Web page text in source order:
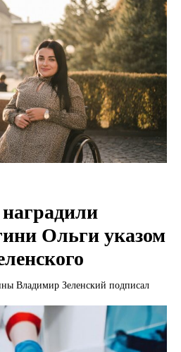
Ольги указом
Владимир Зеленский подписал